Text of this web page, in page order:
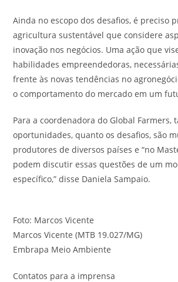
Ainda no escopo dos desafios, é preciso
agricultura sustentável que considere
inovação nos negócios. Uma ação que
habilidades empreendedoras,
frente às novas tendências no
o comportamento do mercado em um
Para a coordenadora do Global Farmers,
oportunidades, quanto os desafios, são
produtores de diversos países e “no
podem discutir essas questões de um
específico,” disse Daniela Sampaio.
Foto: Marcos Vicente
Marcos Vicente (MTB 19.027/MG)
Embrapa Meio Ambiente
Contatos para a imprensa